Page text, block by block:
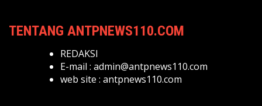
TENTANG ANTPNEWS110.COM
REDAKSI
E-mail : admin@antpnews110.com
web site : antpnews110.com